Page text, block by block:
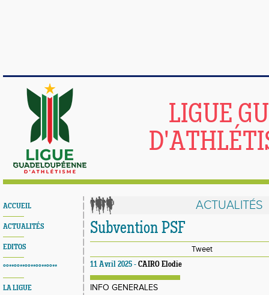
LIGUE
ACCUEIL
ACTUALITÉS
EDITOS
°°**°°**°°**°°**°°**
LA LIGUE
ACTUALITÉS
Subvention PSF
Tweet
11 Avril 2025 - CAIRO Elodie
INFO GENERALES